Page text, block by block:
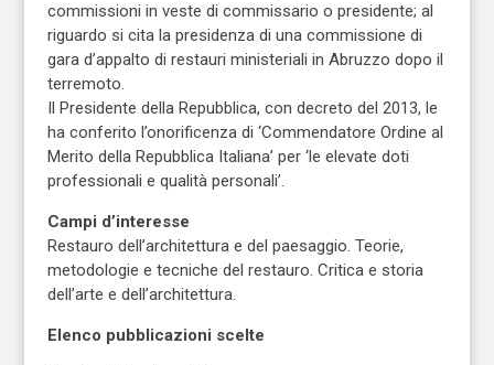
commissioni in veste di commissario o presidente; al
riguardo si cita la presidenza di una commissione di
gara d’appalto di restauri ministeriali in Abruzzo dopo il
terremoto.
Il Presidente della Repubblica, con decreto del 2013, le
ha conferito l’onorificenza di ‘Commendatore Ordine al
Merito della Repubblica Italiana’ per ‘le elevate doti
professionali e qualità personali’.
Campi d’interesse
Restauro dell’architettura e del paesaggio. Teorie,
metodologie e tecniche del restauro. Critica e storia
dell’arte e dell’architettura.
Elenco pubblicazioni scelte